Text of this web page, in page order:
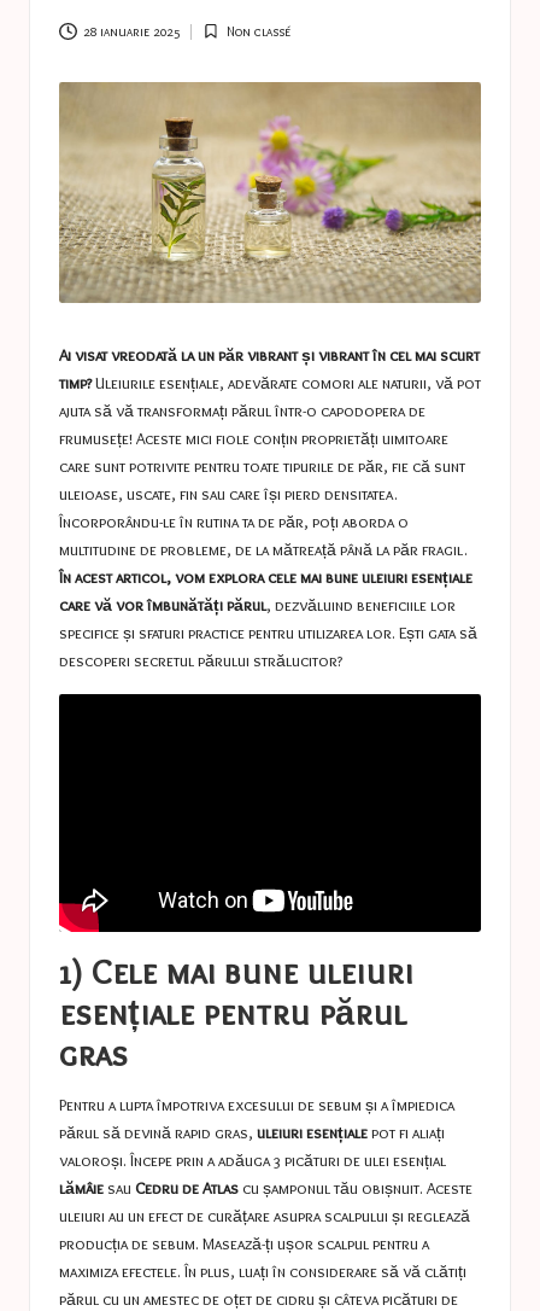
s
t
u
c
e
s
28 ianuarie 2025
Posted
Non classé
Ai visat vreodată la un păr vibrant și vibrant în cel mai scurt
timp?Uleiurile esențiale, adevărate comori ale naturii, vă pot
ajuta să vă transformați părul într-o capodopera de
frumusețe! Aceste mici fiole conțin proprietăți uimitoare
care sunt potrivite pentru toate tipurile de păr, fie că sunt
uleioase, uscate, fin sau care își pierd densitatea.
Încorporându-le în rutina ta de păr, poți aborda o
multitudine de probleme, de la mătreață până la păr fragil.
În acest articol, vom explora cele mai bune uleiuri esențiale
care vă vor îmbunătăți părul, dezvăluind beneficiile lor
specifice și sfaturi practice pentru utilizarea lor. Ești gata să
descoperi secretul părului strălucitor?
1) Cele mai bune uleiuri
esențiale pentru părul
gras
Pentru a lupta împotriva excesului de sebum și a împiedica
părul să devină rapid gras, uleiuri esențialepot fi aliați
valoroși. Începe prin a adăuga 3 picături de ulei esențial
lămâie sau Cedru de Atlas cu șamponul tău obișnuit. Aceste
uleiuri au un efect de curățare asupra scalpului și reglează
producția de sebum. Masează-ți ușor scalpul pentru a
maximiza efectele. În plus, luați în considerare să vă clătiți
părul cu un amestec de oțet de cidru și câteva picături de